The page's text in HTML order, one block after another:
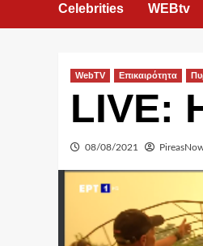
Celebrities WEBtv
WebTV Επικαιρότητα
LIVE:
08/08/2021